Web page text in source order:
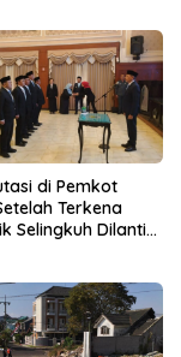
di Pemkot
Terkena
Selingkuh Dilantik,